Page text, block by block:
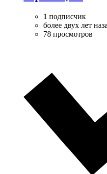
1 подписчик
более двух лет
78 просмотров